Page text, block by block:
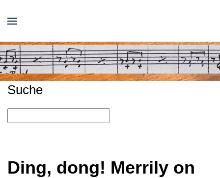
Suche
Ding, dong! Merrily on